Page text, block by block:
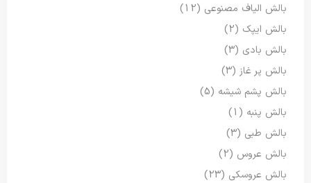
بالش الیاف مصنوعی (12)
بالش ایپک (2)
بالش بادی (3)
بالش پر غاز (3)
بالش پشم شیشه (5)
بالش پنبه (1)
بالش طبی (3)
بالش عروس (2)
بالش عروسکی (23)